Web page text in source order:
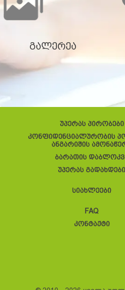
გალერეა
უპერას პირობები
კონფიდენციალურობის
ანგარიშის
ბარათის
უპერას გადახდები
სიახლეები
FAQ
კონტაქტი